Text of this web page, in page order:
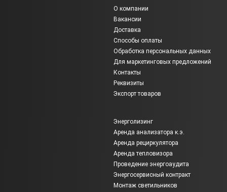
О компании
Вакансии
Доставка
Способы оплаты
Обработка персональных данных
Для маркетинговых предложений
Контакты
Реквизиты
Экспорт товаров
Энерголизинг
Аренда анализатора к.э.
Аренда рециркулятора
Аренда тепловизора
Проведение энергоаудита
Энергосервисный контракт
Монтаж светильников